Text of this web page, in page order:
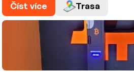
Číst více Trasa